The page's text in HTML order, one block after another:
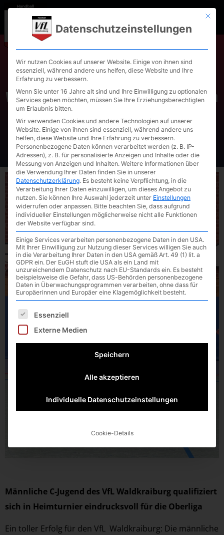
Männliche C-Jugend des VfL
Waldkraiburg qualifiziert sich
in Heimturnier eindrucksvoll
für die Oberliga
Männliche C-Jugend des VfL Waldkraiburg qualifiziert
sich in Heimturnier eindrucksvoll für die Oberliga
Ein toller Erfolg für den VfL Waldkraiburg: Die männliche
Mit
Datenschutzeinstellungen
Wir nutzen Cookies auf unserer Website. Einige von ihnen sind
essenziell, während andere uns helfen, diese Website und Ihre
Erfahrung zu verbessern.
Wenn Sie unter 16 Jahre alt sind und Ihre Einwilligung zu optionalen
Services geben möchten, müssen Sie Ihre Erziehungsberechtigten
um Erlaubnis bitten.
Wir verwenden Cookies und andere Technologien auf unserer
Website. Einige von ihnen sind essenziell, während andere uns
helfen, diese Website und Ihre Erfahrung zu verbessern.
Personenbezogene Daten können verarbeitet werden (z. B. IP-
Adressen), z. B. für personalisierte Anzeigen und Inhalte oder die
Messung von Anzeigen und Inhalten. Weitere Informationen über
die Verwendung Ihrer Daten finden Sie in unserer
Datenschutzerklärung. Es besteht keine Verpflichtung, in die
Verarbeitung Ihrer Daten einzuwilligen, um dieses Angebot zu
nutzen. Sie können Ihre Auswahl jederzeit unter Einstellungen
widerrufen oder anpassen. Bitte beachten Sie, dass aufgrund
individueller Einstellungen möglicherweise nicht alle Funktionen
der Website verfügbar sind.
Einige Services verarbeiten personenbezogene Daten in den USA.
Mit Ihrer Einwilligung zur Nutzung dieser Services willigen Sie auch
in die Verarbeitung Ihrer Daten in den USA gemäß Art. 49 (1) lit. a
GDPR ein. Der EuGH stuft die USA als ein Land mit
unzureichendem Datenschutz nach EU-Standards ein. Es besteht
beispielsweise die Gefahr, dass US-Behörden personenbezogene
Daten in Überwachungsprogrammen verarbeiten, ohne dass für
Europäerinnen und Europäer eine Klagemöglichkeit besteht.
Es folgt eine Liste der Service-Gruppen, für die eine
Essenziell
Externe Medien
Speichern
Alle akzeptieren
Individuelle Datenschutzeinstellungen
Cookie-Details